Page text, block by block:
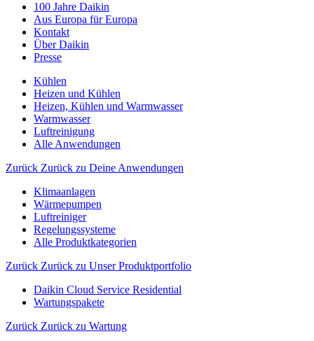
100 Jahre Daikin
Aus Europa für Europa
Kontakt
Über Daikin
Presse
Kühlen
Heizen und Kühlen
Heizen, Kühlen und Warmwasser
Warmwasser
Luftreinigung
Alle Anwendungen
Zurück Zurück zu Deine Anwendungen
Klimaanlagen
Wärmepumpen
Luftreiniger
Regelungssysteme
Alle Produktkategorien
Zurück Zurück zu Unser Produktportfolio
Daikin Cloud Service Residential
Wartungspakete
Zurück Zurück zu Wartung